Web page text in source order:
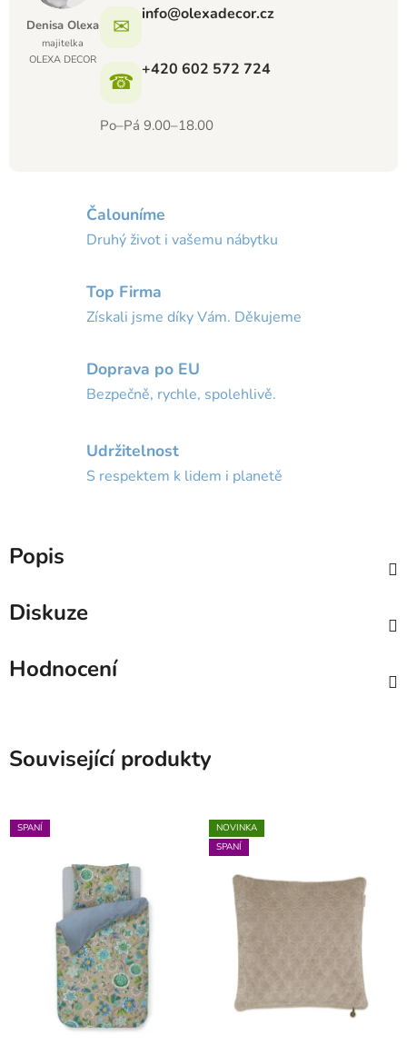
Denisa Olexa
majitelka
OLEXA DECOR
✉ info@olexadecor.cz
☎ +420 602 572 724
Po–Pá 9.00–18.00
Čalouníme
Druhý život i vašemu nábytku
Top Firma
Získali jsme díky Vám. Děkujeme
Doprava po EU
Bezpečně, rychle, spolehlivě.
Udržitelnost
S respektem k lidem i planetě
Popis
Diskuze
Hodnocení
Související produkty
SPANÍ
NOVINKA
SPANÍ